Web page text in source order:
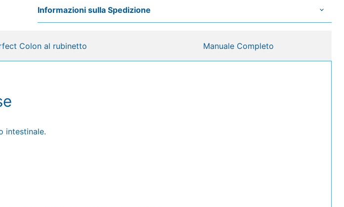
Informazioni sulla Spedizione
intestinale.
Colon al rubinetto Manuale Completo